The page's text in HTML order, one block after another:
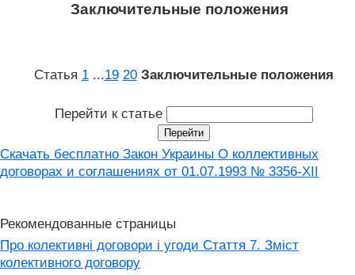
Заключительные положения
Статья 1 ...19 20 Заключительные положения
Перейти к статье
Скачать бесплатно Закон Украины О коллективных
договорах и соглашениях от 01.07.1993 № 3356-XII
Рекомендованные страницы
Про колективні договори і угоди Стаття 7. Зміст
колективного договору